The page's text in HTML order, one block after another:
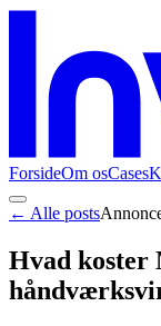
ForsideOm osCases
← Alle posts
Hvad koster